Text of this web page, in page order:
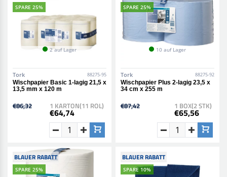
SPARE 25%
2 auf Lager
Tork 88275-95
Wischpapier Basic 1-lagig 21,5 x
13,5 mm x 120 m
€86,32 1 KARTON(11 ROL)
€64,74
SPARE 25%
10 auf Lager
Tork 88275-92
Wischpapier Plus 2-lagig 23,5 x
34 cm x 255 m
€87,42 1 BOX(2 STK)
€65,56
BLAUER RABATT
SPARE 25%
BLAUER RABATT
SPARE 10%